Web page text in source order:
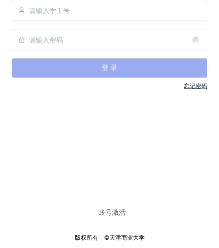
登 录
忘记密码
账号激活
版权所有    ©天津商业大学